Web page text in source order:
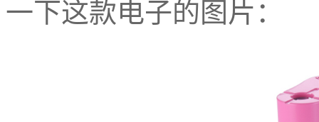
一下这款电子的图片：